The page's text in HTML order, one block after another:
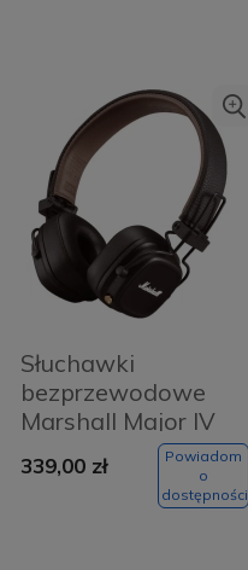
Słuchawki
bezprzewodowe
Marshall Major IV
339,00 zł
Powiadom
o
dostępności